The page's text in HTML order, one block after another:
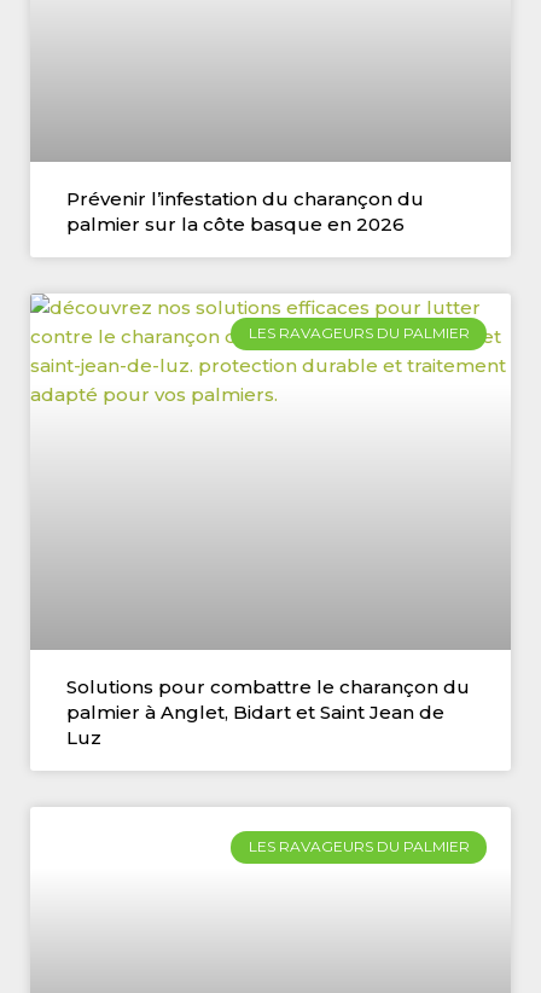
Prévenir l’infestation du charançon du
palmier sur la côte basque en 2026
LES RAVAGEURS DU PALMIER
Solutions pour combattre le charançon du
palmier à Anglet, Bidart et Saint Jean de
Luz
LES RAVAGEURS DU PALMIER